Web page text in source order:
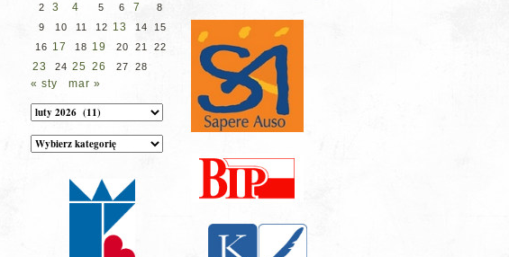
2
3 4 5 6 7
8
9
10 11 12 13 14
15
16 17 18 19 20 21 22
23 24 25 26 27 28
« sty mar »
Archiwum
Kategorie
wpisów